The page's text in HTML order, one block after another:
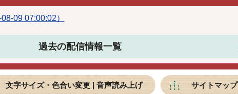
09 07:00:02）
過去の配信情報一覧
文字サイズ・色合い変更 | 音声読み上げ サイトマップ